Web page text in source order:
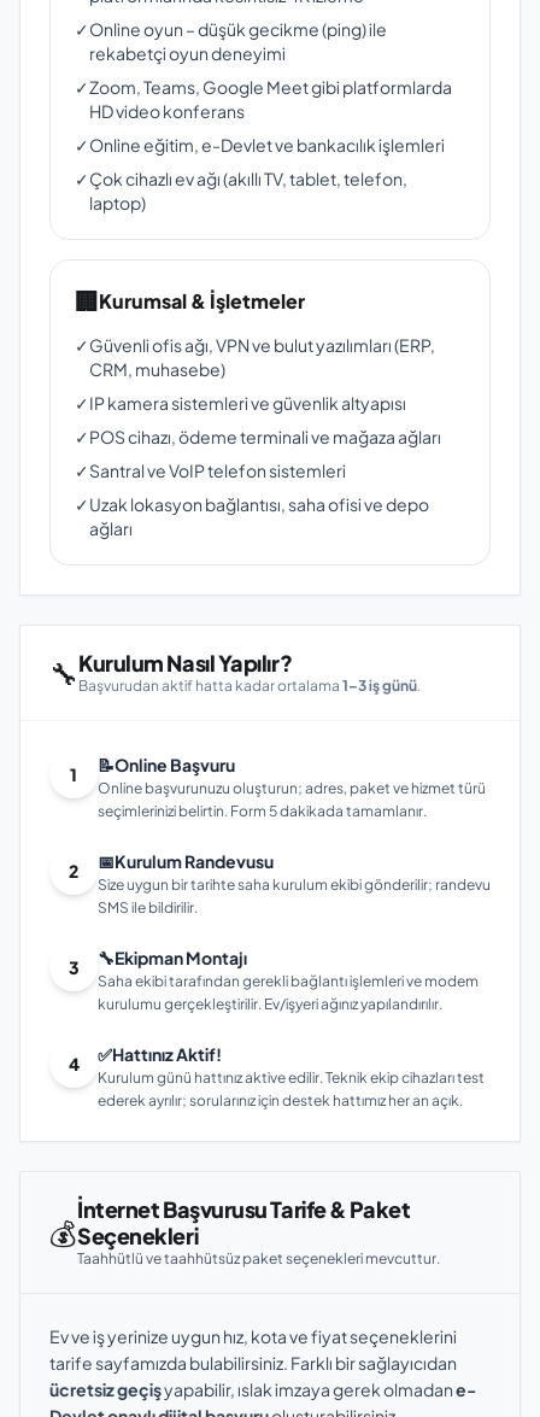
✓Online oyun – düşük gecikme (ping) ile
rekabetçi oyun deneyimi
✓Zoom, Teams, Google Meet gibi platformlarda
HD video konferans
✓Online eğitim, e-Devlet ve bankacılık işlemleri
✓Çok cihazlı ev ağı (akıllı TV, tablet, telefon,
laptop)
🏢Kurumsal & İşletmeler
✓Güvenli ofis ağı, VPN ve bulut yazılımları (ERP,
CRM, muhasebe)
✓IP kamera sistemleri ve güvenlik altyapısı
✓POS cihazı, ödeme terminali ve mağaza ağları
✓Santral ve VoIP telefon sistemleri
✓Uzak lokasyon bağlantısı, saha ofisi ve depo
ağları
🔧Kurulum Nasıl Yapılır?
Başvurudan aktif hatta kadar ortalama 1–3 iş günü.
1 📝Online Başvuru
Online başvurunuzu oluşturun; adres, paket ve hizmet türü
seçimlerinizi belirtin. Form 5 dakikada tamamlanır.
2 📅Kurulum Randevusu
Size uygun bir tarihte saha kurulum ekibi gönderilir; randevu
SMS ile bildirilir.
3 🔧Ekipman Montajı
Saha ekibi tarafından gerekli bağlantı işlemleri ve modem
kurulumu gerçekleştirilir. Ev/işyeri ağınız yapılandırılır.
4 ✅Hattınız Aktif!
Kurulum günü hattınız aktive edilir. Teknik ekip cihazları test
ederek ayrılır; sorularınız için destek hattımız her an açık.
💰
İnternet Başvurusu Tarife & Paket
Seçenekleri
Taahhütlü ve taahhütsüz paket seçenekleri mevcuttur.
Ev ve iş yerinize uygun hız, kota ve fiyat seçeneklerini
tarife sayfamızda bulabilirsiniz. Farklı bir sağlayıcıdan
ücretsiz geçişyapabilir, ıslak imzaya gerek olmadane-